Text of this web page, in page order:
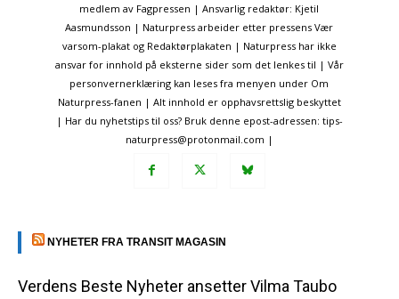
medlem av Fagpressen | Ansvarlig redaktør: Kjetil
Aasmundsson | Naturpress arbeider etter pressens Vær
varsom-plakat og Redaktørplakaten | Naturpress har ikke
ansvar for innhold på eksterne sider som det lenkes til | Vår
personvernerklæring kan leses fra menyen under Om
Naturpress-fanen | Alt innhold er opphavsrettslig beskyttet
| Har du nyhetstips til oss? Bruk denne epost-adressen: tips-
naturpress@protonmail.com |
NYHETER FRA TRANSIT MAGASIN
Verdens Beste Nyheter ansetter Vilma Taubo